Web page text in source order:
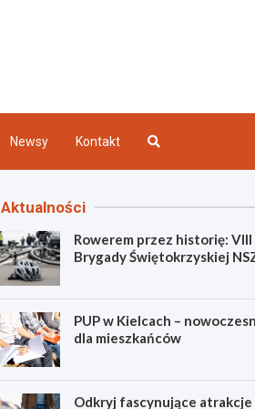
Newsy Kontakt
Aktualności
Rowerem przez historię: VIII
Brygady Świętokrzyskiej
PUP w Kielcach –
dla mieszkańców
Odkryj fascynujące